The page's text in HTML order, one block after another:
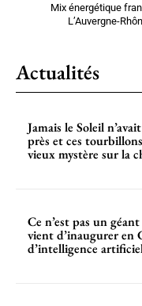
Mix énergétique
L’Auvergne-
Actualités
Jamais le Soleil
près et ces
vieux mystère sur la
Ce n’est pas un
vient d’inaugurer en
d’intelligence